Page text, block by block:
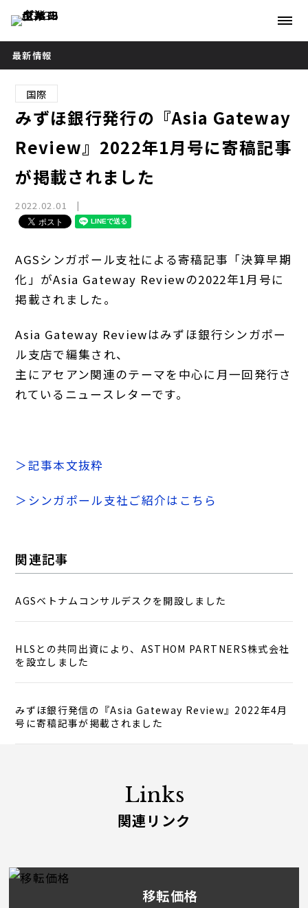
最新情報
国際
みずほ銀行発行の『Asia Gateway
Review』2022年1月号に寄稿記事
が掲載されました
2022.02.01
AGSシンガポール支社による寄稿記事「決算早期
化」がAsia Gateway Reviewの2022年1月号に
掲載されました。
Asia Gateway Reviewはみずほ銀行シンガポー
ル支店で編集され、
主にアセアン関連のテーマを中心に月一回発行さ
れているニュースレターです。
＞記事本文抜粋
＞シンガポール支社ご紹介はこちら
関連記事
AGSベトナムコンサルデスクを開設しました
HLSとの共同出資により、ASTHOM PARTNERS株式会社
を設立しました
みずほ銀行発信の『Asia Gateway Review』2022年4月
号に寄稿記事が掲載されました
Links
関連リンク
移転価格